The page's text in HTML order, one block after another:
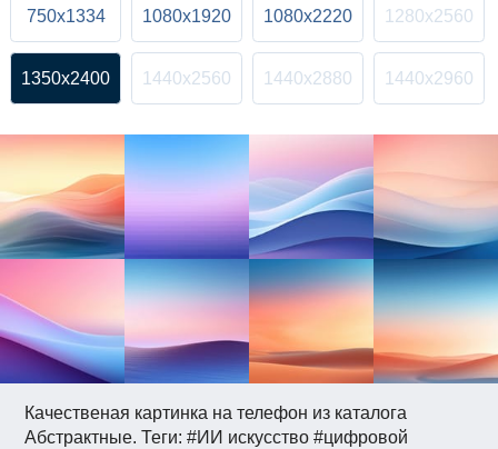
Качественая картинка на телефон из каталога
Абстрактные. Теги: #ИИ искусство #цифровой
750x1334 1080x1920 1080x2220 1280x2560
1350x2400 1440x2560 1440x2880 1440x2960